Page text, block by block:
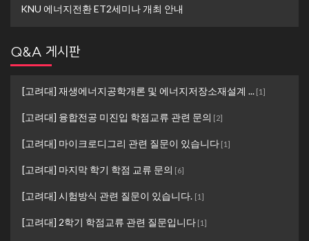
KNU 에너지전환 ET2세미나 개최 안내
Q&A 게시판
[고려대] 재생에너지공학개론 및 에너지저장소재설계 ... [1]
[고려대] 융합전공 미진입 학점교류 관련 문의 [2]
[고려대] 마이크로디그리 관련 질문이 있습니다 [1]
[고려대] 마지막 학기 학점 교류 문의 [6]
[고려대] 시험방식 관련 질문이 있습니다. [1]
[고려대] 2학기 학점교류 관련 질문입니다 [1]